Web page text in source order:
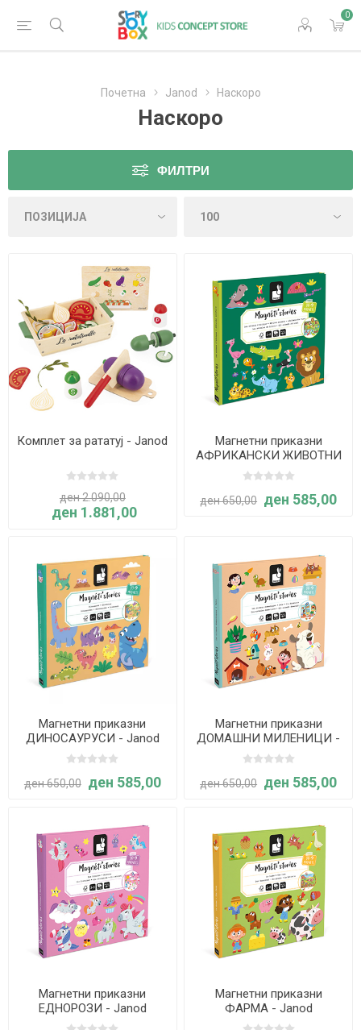
0
Почетна Janod Наскоро
Наскоро
ФИЛТРИ
Комплет за рататуј - Janod
ден 2.090,00
ден 1.881,00
Магнетни приказни
АФРИКАНСКИ ЖИВОТНИ
- Janod
ден 650,00 ден 585,00
Магнетни приказни
ДИНОСАУРУСИ - Janod
ден 650,00 ден 585,00
Магнетни приказни
ДОМАШНИ МИЛЕНИЦИ -
Janod
ден 650,00 ден 585,00
Магнетни приказни
ЕДНОРОЗИ - Janod
Магнетни приказни
ФАРМА - Janod